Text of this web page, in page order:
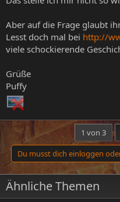
Aber auf die Frage glaubt
Lesst doch mal bei http://
viele schockierende
Grüße
Puffy
1 von 3
Du musst dich einloggen
Ähnliche Themen